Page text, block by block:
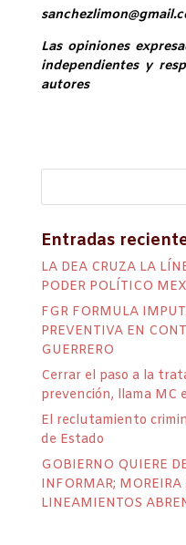
Las opiniones
independientes y
autores
Entradas
LA DEA CRUZA LA
PODER POLÍTICO
FGR FORMULA
PREVENTIVA EN
GUERRERO
Cerrar el paso a la
prevención, llama MC
El reclutamiento
de Estado
GOBIERNO QUIERE
INFORMAR; MOREIRA
LINEAMIENTOS